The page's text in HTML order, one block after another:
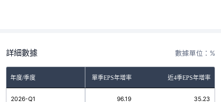
詳細數據 數據單位：%
年度/季度 單季EPS年增率 近4季EPS年增率
2026-Q1 96.19 35.23